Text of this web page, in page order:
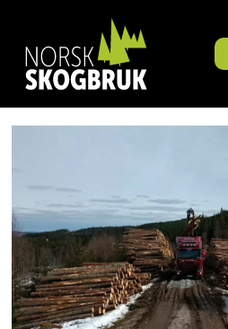
Tag:
bæreevne